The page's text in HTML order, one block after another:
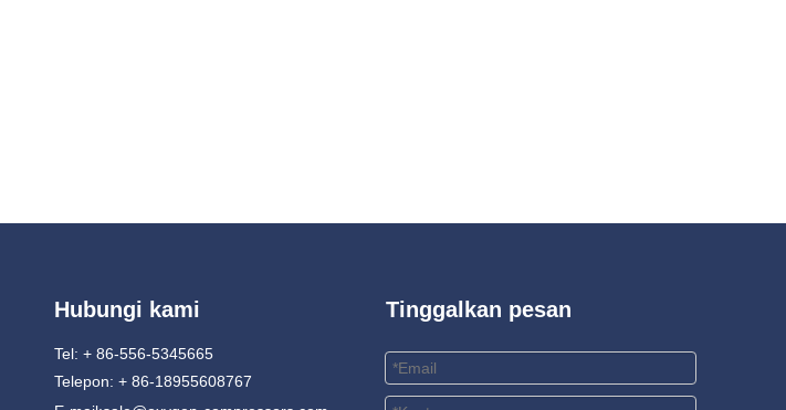
Hubungi kami
Tel: + 86-556-5345665
Telepon: + 86-18955608767
Tinggalkan pesan